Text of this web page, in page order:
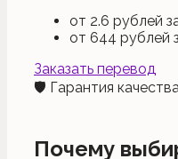
от 2.6 рублей
от 644 рублей
Заказать перевод
🛡️ Гарантия
Почему